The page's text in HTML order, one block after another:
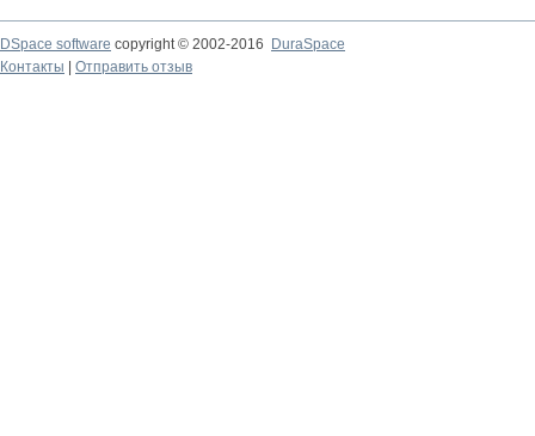
DSpace software copyright © 2002-2016
DuraSpace
Контакты
Отправить отзыв